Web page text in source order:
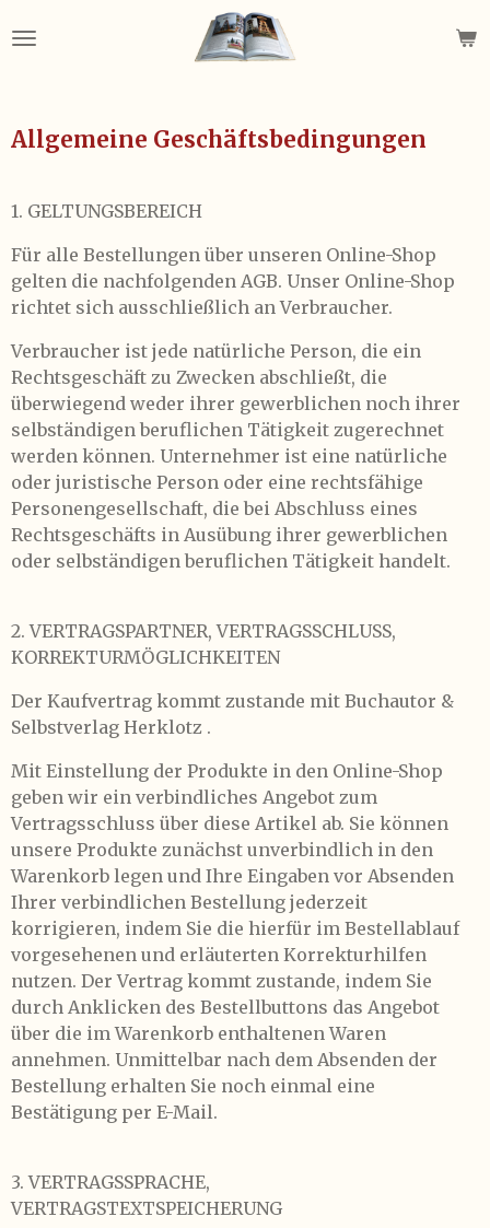
Hauptinhalt
Allgemeine Geschäftsbedingungen
1. GELTUNGSBEREICH
Für alle Bestellungen über unseren Online-Shop
gelten die nachfolgenden AGB. Unser Online-Shop
richtet sich ausschließlich an Verbraucher.
Verbraucher ist jede natürliche Person, die ein
Rechtsgeschäft zu Zwecken abschließt, die
überwiegend weder ihrer gewerblichen noch ihrer
selbständigen beruflichen Tätigkeit zugerechnet
werden können. Unternehmer ist eine natürliche
oder juristische Person oder eine rechtsfähige
Personengesellschaft, die bei Abschluss eines
Rechtsgeschäfts in Ausübung ihrer gewerblichen
oder selbständigen beruflichen Tätigkeit handelt.
2. VERTRAGSPARTNER, VERTRAGSSCHLUSS,
KORREKTURMÖGLICHKEITEN
Der Kaufvertrag kommt zustande mit Buchautor &
Selbstverlag Herklotz .
Mit Einstellung der Produkte in den Online-Shop
geben wir ein verbindliches Angebot zum
Vertragsschluss über diese Artikel ab. Sie können
unsere Produkte zunächst unverbindlich in den
Warenkorb legen und Ihre Eingaben vor Absenden
Ihrer verbindlichen Bestellung jederzeit
korrigieren, indem Sie die hierfür im Bestellablauf
vorgesehenen und erläuterten Korrekturhilfen
nutzen. Der Vertrag kommt zustande, indem Sie
durch Anklicken des Bestellbuttons das Angebot
über die im Warenkorb enthaltenen Waren
annehmen. Unmittelbar nach dem Absenden der
Bestellung erhalten Sie noch einmal eine
Bestätigung per E-Mail.
3. VERTRAGSSPRACHE,
VERTRAGSTEXTSPEICHERUNG